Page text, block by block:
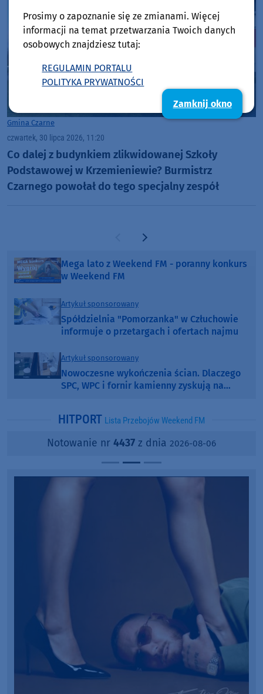
Gmina Czarne
czwartek, 30 lipca 2026, 11:20
Co dalej z budynkiem zlikwidowanej Szkoły
Podstawowej w Krzemieniewie? Burmistrz
Czarnego powołał do tego specjalny zespół
Poprzednia strona
Następna strona
Mega lato z Weekend FM - poranny konkurs
w Weekend FM
Artykuł sponsorowany
Spółdzielnia "Pomorzanka" w Człuchowie
informuje o przetargach i ofertach najmu
Artykuł sponsorowany
Nowoczesne wykończenia ścian. Dlaczego
SPC, WPC i fornir kamienny zyskują na
HITPORT Lista Przebojów Weekend FM
Notowanie nr 4437 z dnia 2026-08-06
Prosimy o zapoznanie się ze zmianami. Więcej
informacji na temat przetwarzania Twoich danych
osobowych znajdziesz tutaj:
REGULAMIN PORTALU
POLITYKA PRYWATNOŚCI
Zamknij okno